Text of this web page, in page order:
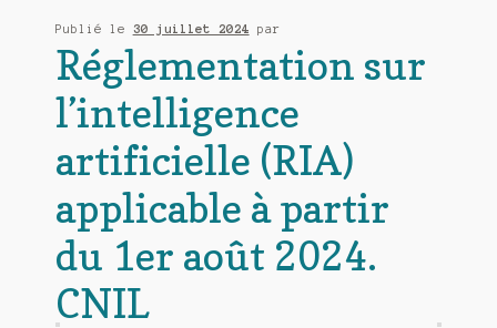
Publié le 30 juillet 2024 par
Réglementation sur
l’intelligence
artificielle (RIA)
applicable à partir
du 1er août 2024.
CNIL